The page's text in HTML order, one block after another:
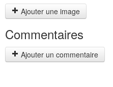
Ajouter une image
Commentaires
Ajouter un commentaire